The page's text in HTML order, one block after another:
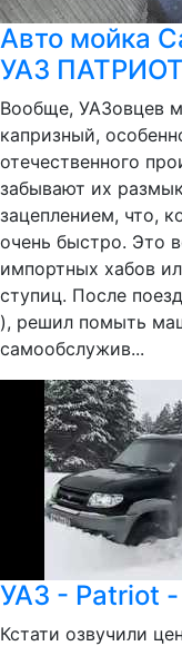
Авто мойка
УАЗ
Вообще, УАЗовцев
капризный,
отечественного
забывают их
зацеплением, что,
очень быстро. Это
импортных хабов
ступиц. После
), решил помыть
самообслужив...
УАЗ - Patriot -
Кстати озвучили